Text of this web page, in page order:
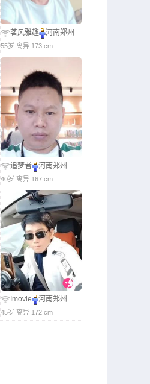
茗风雅趣 河南郑州
55岁 离异 173 cm
追梦者 河南郑州
40岁 离异 167 cm
Imovie 河南郑州
45岁 离异 172 cm